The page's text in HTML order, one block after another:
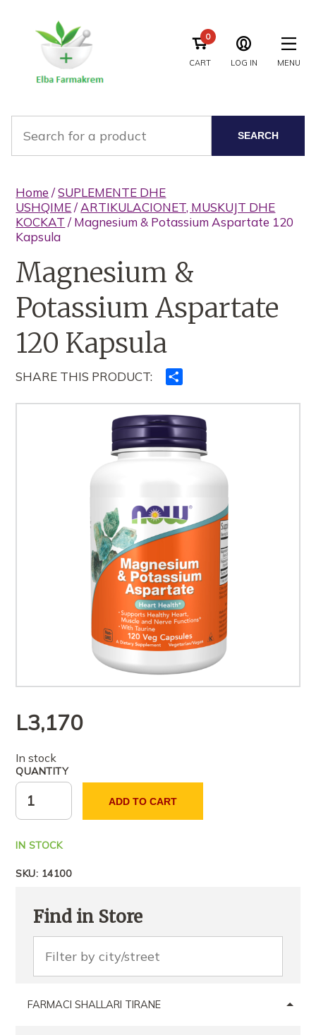
CART
0
LOG IN MENU
SEARCH
Home /SUPLEMENTE DHE
USHQIME/ ARTIKULACIONET, MUSKUJT DHE
KOCKAT / Magnesium & Potassium Aspartate 120
Kapsula
Magnesium &
Potassium Aspartate
120 Kapsula
SHARE THIS PRODUCT:
tjerët
L3,170
In stock
QUANTITY
ADD TO CART
IN STOCK
SKU: 14100
Find in Store
FARMACI SHALLARI TIRANE